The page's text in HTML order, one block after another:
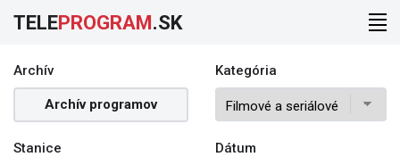
TELEPROGRAM.SK
Archív
Archív programov
Kategória
Stanice Dátum